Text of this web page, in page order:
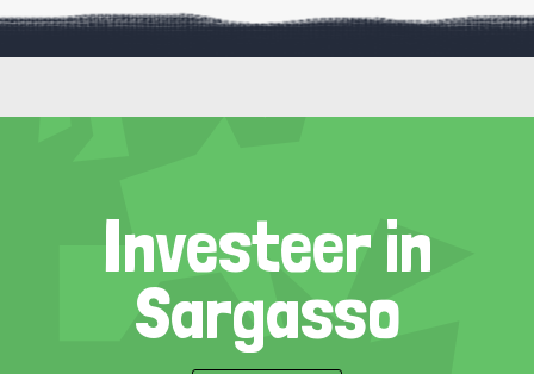
Investeer in
Sargasso